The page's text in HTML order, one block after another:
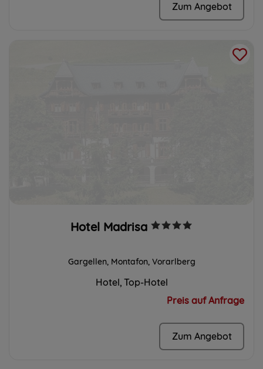
Zum Angebot
Hotel Madrisa
Gargellen, Montafon, Vorarlberg
Hotel Top-Hotel
Preis auf Anfrage
Zum Angebot